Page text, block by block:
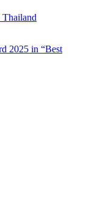
2025 in “Best